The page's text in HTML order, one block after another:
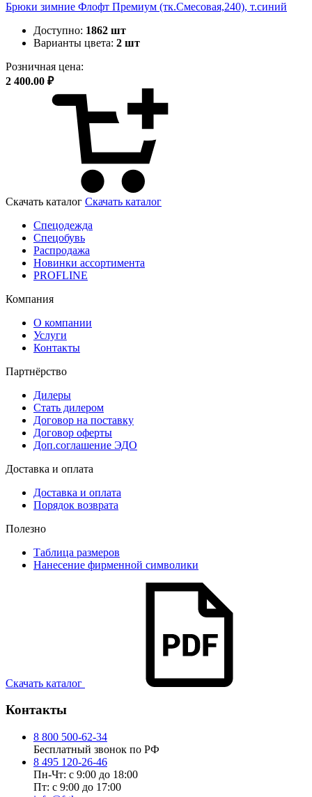
Брюки зимние Флофт Премиум (тк.Смесовая,240), т.синий
Доступно: 1862 шт
Варианты цвета: 2 шт
Розничная цена:
2 400.00 ₽
Скачать каталог Скачать каталог
Спецодежда
Спецобувь
Распродажа
Новинки ассортимента
PROFLINE
Компания
О компании
Услуги
Контакты
Партнёрство
Дилеры
Стать дилером
Договор на поставку
Договор оферты
Доп.соглашение ЭДО
Доставка и оплата
Доставка и оплата
Порядок возврата
Полезно
Таблица размеров
Нанесение фирменной символики
Скачать каталог
Контакты
8 800 500-62-34
Бесплатный звонок по РФ
8 495 120-26-46
Пн-Чт: с 9:00 до 18:00
Пт: с 9:00 до 17:00